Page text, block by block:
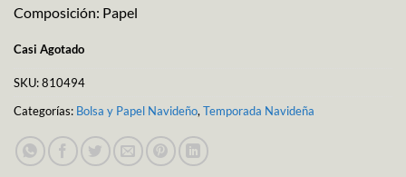
Composición: Papel
Casi Agotado
SKU:810494
Categorías: Bolsa y Papel Navideño,Temporada Navideña